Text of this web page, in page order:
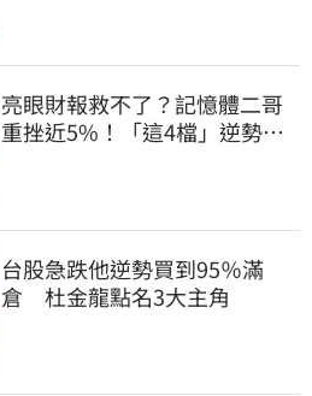
亮眼財報救不了？記憶體二哥
重挫近5%！「這4檔」逆勢上
台股急跌他逆勢買到95％滿
倉 杜金龍點名3大主角